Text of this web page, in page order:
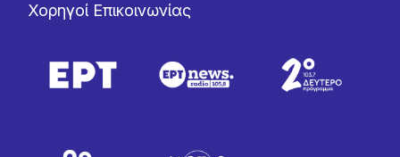
Χορηγοί Επικοινωνίας